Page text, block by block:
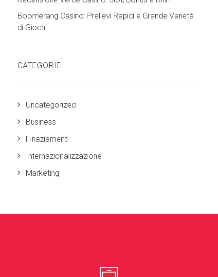
Boomerang Casino: Prelievi Rapidi e Grande Varietà
di Giochi
CATEGORIE
Uncategorized
Business
Finaziamenti
Internazionalizzazione
Marketing